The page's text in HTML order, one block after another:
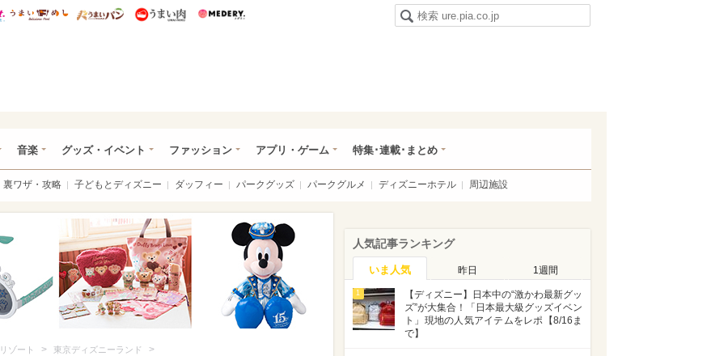
総研 ディズニー特集
mimot. うまいめし うまいパン うまい肉
音楽 グッズ・イベント ファッション アプリ・ゲーム 特集･連載･まとめ
裏ワザ・攻略 子どもとディズニー ダッフィー パークグッズ パークグルメ ディズニーホテル 周辺施設
ゾート > 東京ディズニーランド >
人気記事ランキング
いま人気 昨日 1週間
1
【ディズニー】日本中の“激かわ最新グッ
ズ”が大集合！「日本最大級グッズイベン
ト」現地の人気アイテムをレポ【8/16ま
で】